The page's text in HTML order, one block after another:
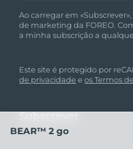
Ao carregar em
de marketing da FOREO.
a minha subscrição a
Este site é protegido por
de privacidade eos Termos
BEAR™ 2 go